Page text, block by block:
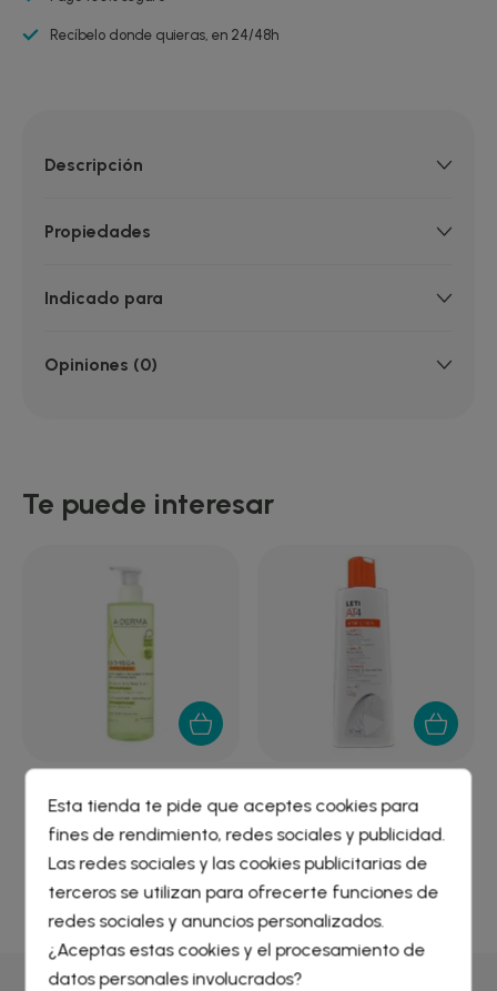
Recíbelo donde quieras, en 24/48h
Descripción
Propiedades
Indicado para
Opiniones (0)
Te puede interesar
A-DERMA EXOMEGA
CONTROL GEL
LIMPIADOR...
11,24 €
LETI AT-4 CHAMPU 250
ML
10,61 €
Crear lista de deseos
Nombre de la lista de deseos
Iniciar sesión
Debe iniciar sesión para guardar productos en su lista de
deseos.
Esta tienda te pide que aceptes cookies para
fines de rendimiento, redes sociales y publicidad.
Las redes sociales y las cookies publicitarias de
terceros se utilizan para ofrecerte funciones de
redes sociales y anuncios personalizados.
¿Aceptas estas cookies y el procesamiento de
datos personales involucrados?